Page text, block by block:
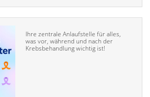
Ihre zentrale Anlaufstelle für alles,
was vor, während und nach der
Krebsbehandlung wichtig ist!